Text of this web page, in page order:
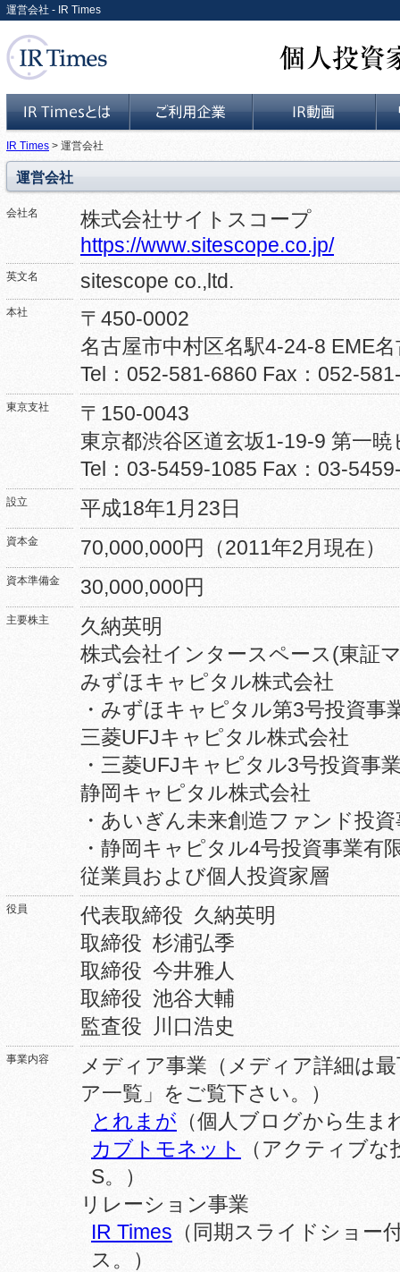
運営会社 - IR Times
IR Timesとは
IR Times > 運営会社
運営会社
会社名
株式会社サイトスコープ
https://www.sitescope.co.jp/
英文名 sitescope co.,ltd.
本社
〒450-0002
名古屋市中村区名駅4-24-8 EME
Tel：052-581-6860 Fax：052-
東京支社
〒150-0043
東京都渋谷区道玄坂1-19-9 第一
Tel：03-5459-1085 Fax：03-
設立 平成18年1月23日
資本金 70,000,000円（2011年2月現在）
資本準備金 30,000,000円
主要株主
久納英明
株式会社インタースペース(東証
みずほキャピタル株式会社
・みずほキャピタル第3号投資事
三菱UFJキャピタル株式会社
・三菱UFJキャピタル3号投資事
静岡キャピタル株式会社
・あいぎん未来創造ファンド投
・静岡キャピタル4号投資事業有
従業員および個人投資家層
役員
代表取締役 久納英明
取締役 杉浦弘季
取締役 今井雅人
取締役 池谷大輔
監査役 川口浩史
事業内容
メディア事業（メディア詳細は
ア一覧」をご覧下さい。）
とれまが （個人ブログから生
カブトモネット
（アクティブ
S。）
リレーション事業
IR Times （同期スライドショー
ス。）